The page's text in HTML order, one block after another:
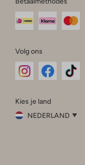
Volg ons
InstagramFacebook
Kies je land
NEDERLAND